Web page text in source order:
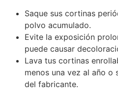
Saque sus cortinas
polvo acumulado.
Evite la exposición
puede causar
Lava tus cortinas
menos una vez al año o
del fabricante.